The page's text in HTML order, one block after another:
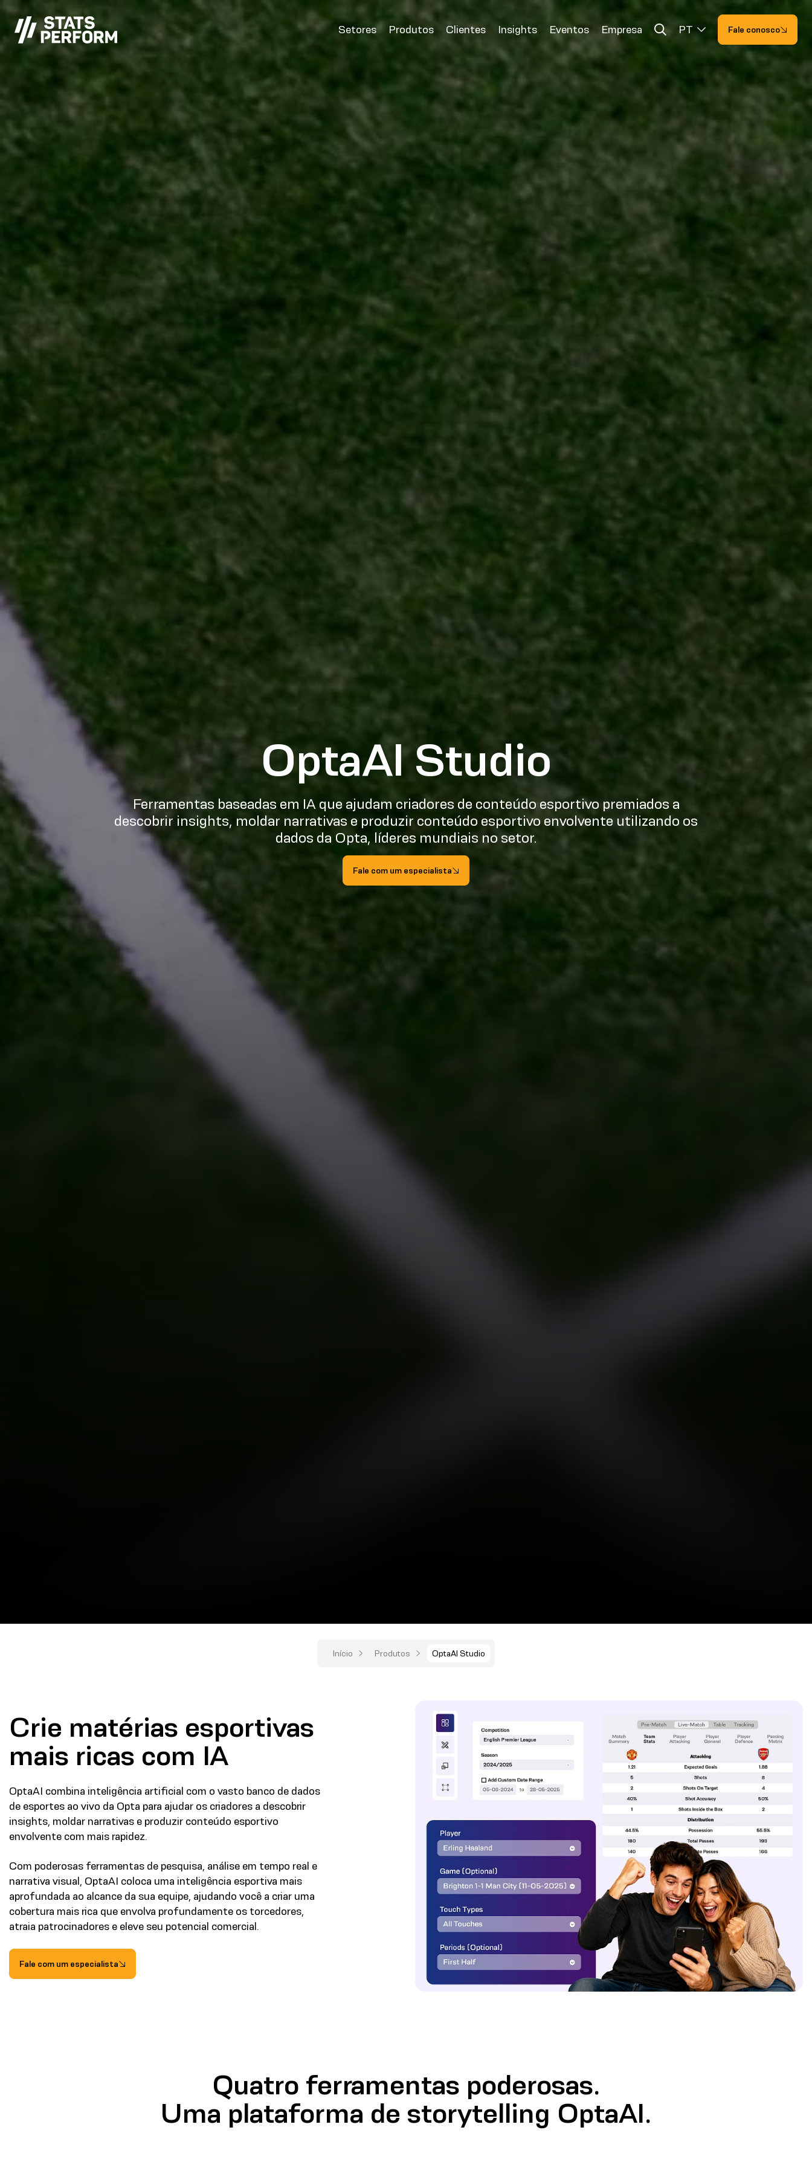
Setores
Produtos Clientes Insights Eventos Empresa PT Fale conosco
OptaAI Studio
Ferramentas baseadas em IA que ajudam criadores de conteúdo esportivo premiados a
descobrir insights, moldar narrativas e produzir conteúdo esportivo envolvente utilizando os
dados da Opta, líderes mundiais no setor.
Fale com um especialista
Início Produtos OptaAI Studio
Crie matérias esportivas
mais ricas com IA
OptaAI combina inteligência artificial com o vasto banco de dados
de esportes ao vivo da Opta para ajudar os criadores a descobrir
insights, moldar narrativas e produzir conteúdo esportivo
envolvente com mais rapidez.
Com poderosas ferramentas de pesquisa, análise em tempo real e
narrativa visual, OptaAI coloca uma inteligência esportiva mais
aprofundada ao alcance da sua equipe, ajudando você a criar uma
cobertura mais rica que envolva profundamente os torcedores,
atraia patrocinadores e eleve seu potencial comercial.
Fale com um especialista
Quatro ferramentas poderosas.
Uma plataforma de storytelling OptaAI.